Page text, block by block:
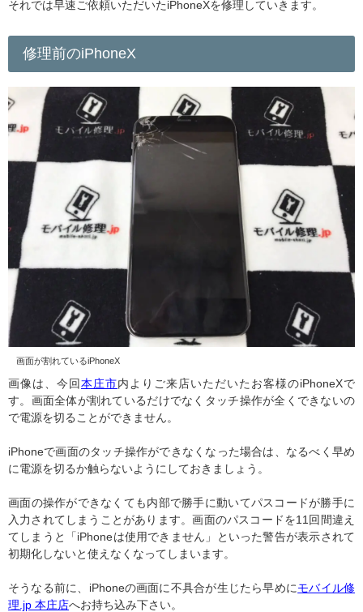
それでは早速ご依頼いただいたiPhoneXを修理していきます。
修理前のiPhoneX
画面が割れているiPhoneX
画像は、今回 本庄市内よりご来店いただいたお客様のiPhoneXで
す。画面全体が割れているだけでなくタッチ操作が全くできないの
で電源を切ることができません。
iPhoneで画面のタッチ操作ができなくなった場合は、なるべく早め
に電源を切るか触らないようにしておきましょう。
画面の操作ができなくても内部で勝手に動いてパスコードが勝手に
入力されてしまうことがあります。画面のパスコードを11回間違え
てしまうと「iPhoneは使用できません」といった警告が表示されて
初期化しないと使えなくなってしまいます。
そうなる前に、iPhoneの画面に不具合が生じたら早めに モバイル修
理.jp 本庄店へお持ち込み下さい。